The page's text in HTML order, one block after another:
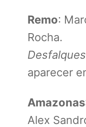
Remo:
Rocha.
Desfalques
aparecer
Amazonas
Alex